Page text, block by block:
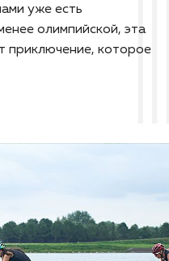
уже есть
олимпийской, эта
приключение, которое